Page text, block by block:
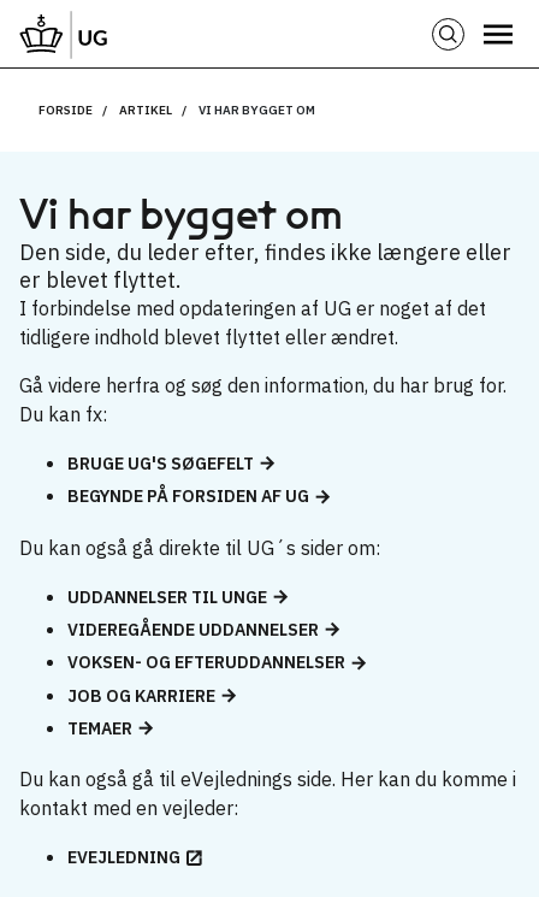
FORSIDE ARTIKEL VI HAR BYGGET OM
Vi har bygget om
Den side, du leder efter, findes ikke længere eller
er blevet flyttet.
I forbindelse med opdateringen af UG er noget af det
tidligere indhold blevet flyttet eller ændret.
Gå videre herfra og søg den information, du har brug for.
Du kan fx:
BRUGE UG'S SØGEFELT
BEGYNDE PÅ FORSIDEN AF UG
Du kan også gå direkte til UG´s sider om:
UDDANNELSER TIL UNGE
VIDEREGÅENDE UDDANNELSER
VOKSEN- OG EFTERUDDANNELSER
JOB OG KARRIERE
TEMAER
Du kan også gå til eVejlednings side. Her kan du komme i
kontakt med en vejleder:
EVEJLEDNING